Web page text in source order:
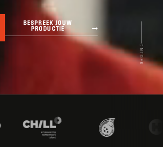
BESPREEK JOUW
PRODUCTIE
ONTDEK